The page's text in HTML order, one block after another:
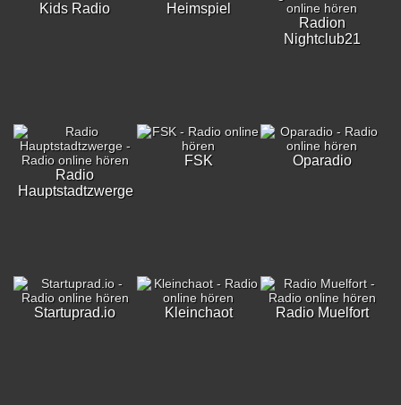
Kids Radio
Heimspiel
Radion
Nightclub21
Radio
Hauptstadtzwerge
FSK Oparadio
Startuprad.io Kleinchaot Radio Muelfort